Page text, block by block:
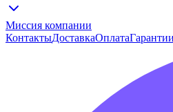
Миссия компании
КонтактыДоставкаОплатаГарантии